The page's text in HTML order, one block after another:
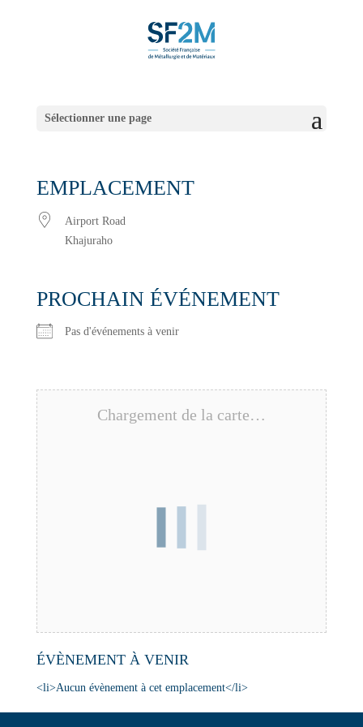
Sélectionner une page
EMPLACEMENT
Airport Road
Khajuraho
PROCHAIN ÉVÉNEMENT
Pas d'événements à venir
Chargement de la carte…
ÉVÈNEMENT À VENIR
<li>Aucun évènement à cet emplacement</li>